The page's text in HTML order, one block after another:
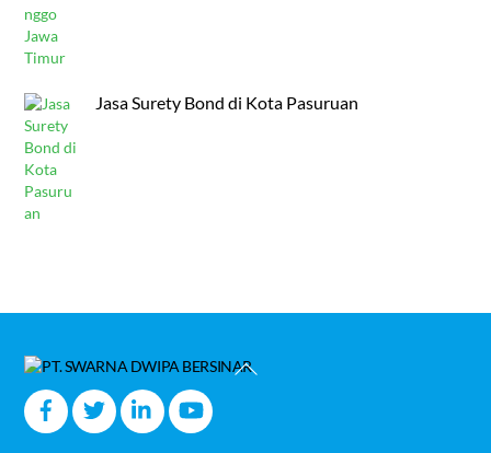
Jasa Surety Bond di Kota Pasuruan
Back